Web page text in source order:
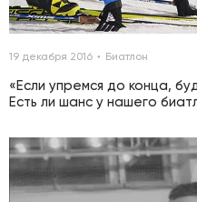
19 декабря 2016 Биатлон
«Если упремся до конца,
Есть ли шанс у нашего